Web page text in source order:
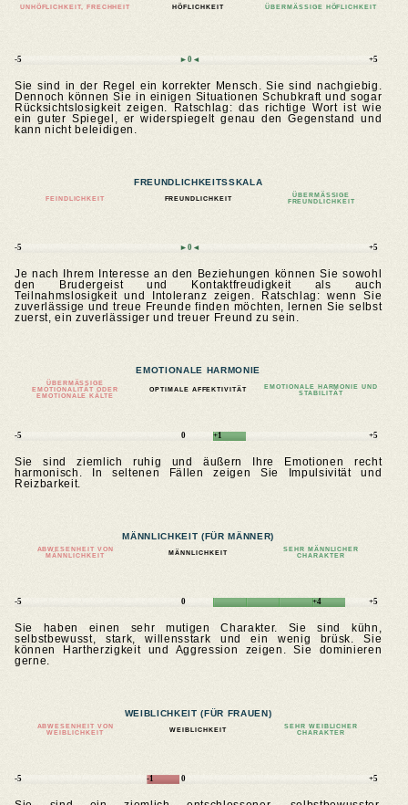
UNHÖFLICHKEIT, FRECHHEIT HÖFLICHKEIT ÜBERMÄSSIGE HÖFLICHKEIT
-5 ►0◄ +5
Sie sind in der Regel ein korrekter Mensch. Sie sind nachgiebig.
Dennoch können Sie in einigen Situationen Schubkraft und sogar
Rücksichtslosigkeit zeigen. Ratschlag: das richtige Wort ist wie
ein guter Spiegel, er widerspiegelt genau den Gegenstand und
kann nicht beleidigen.
FREUNDLICHKEITSSKALA
FEINDLICHKEIT FREUNDLICHKEIT
ÜBERMÄSSIGE F
REUNDLICHKEIT
-5 ►0◄ +5
Je nach Ihrem Interesse an den Beziehungen können Sie sowohl
den Brudergeist und Kontaktfreudigkeit als auch
Teilnahmslosigkeit und Intoleranz zeigen. Ratschlag: wenn Sie
zuverlässige und treue Freunde finden möchten, lernen Sie selbst
zuerst, ein zuverlässiger und treuer Freund zu sein.
EMOTIONALE HARMONIE
ÜBERMÄSSIGE E
MOTIONALITÄT ODER E
MOTIONALE KÄLTE
OPTIMALE AFFEKTIVITÄT
EMOTIONALE HARMONIE UND
STABILITÄT
-5 0 +1 +5
Sie sind ziemlich ruhig und äußern Ihre Emotionen recht
harmonisch. In seltenen Fällen zeigen Sie Impulsivität und
Reizbarkeit.
MÄNNLICHKEIT (FÜR MÄNNER)
ABWESENHEIT VON
MÄNNLICHKEIT
MÄNNLICHKEIT
SEHR MÄNNLICHER
CHARAKTER
-5 0 +4 +5
Sie haben einen sehr mutigen Charakter. Sie sind kühn,
selbstbewusst, stark, willensstark und ein wenig brüsk. Sie
können Hartherzigkeit und Aggression zeigen. Sie dominieren
gerne.
WEIBLICHKEIT (FÜR FRAUEN)
ABWESENHEIT VON
WEIBLICHKEIT
WEIBLICHKEIT
SEHR WEIBLICHER
CHARAKTER
-5 -1 0 +5